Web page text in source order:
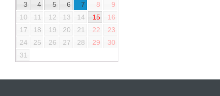
3
4 5 6 7 8
9
10
11 12 13 14 15
16
17
18 19 20 21 22
23
24
25 26 27 28 29
30
31